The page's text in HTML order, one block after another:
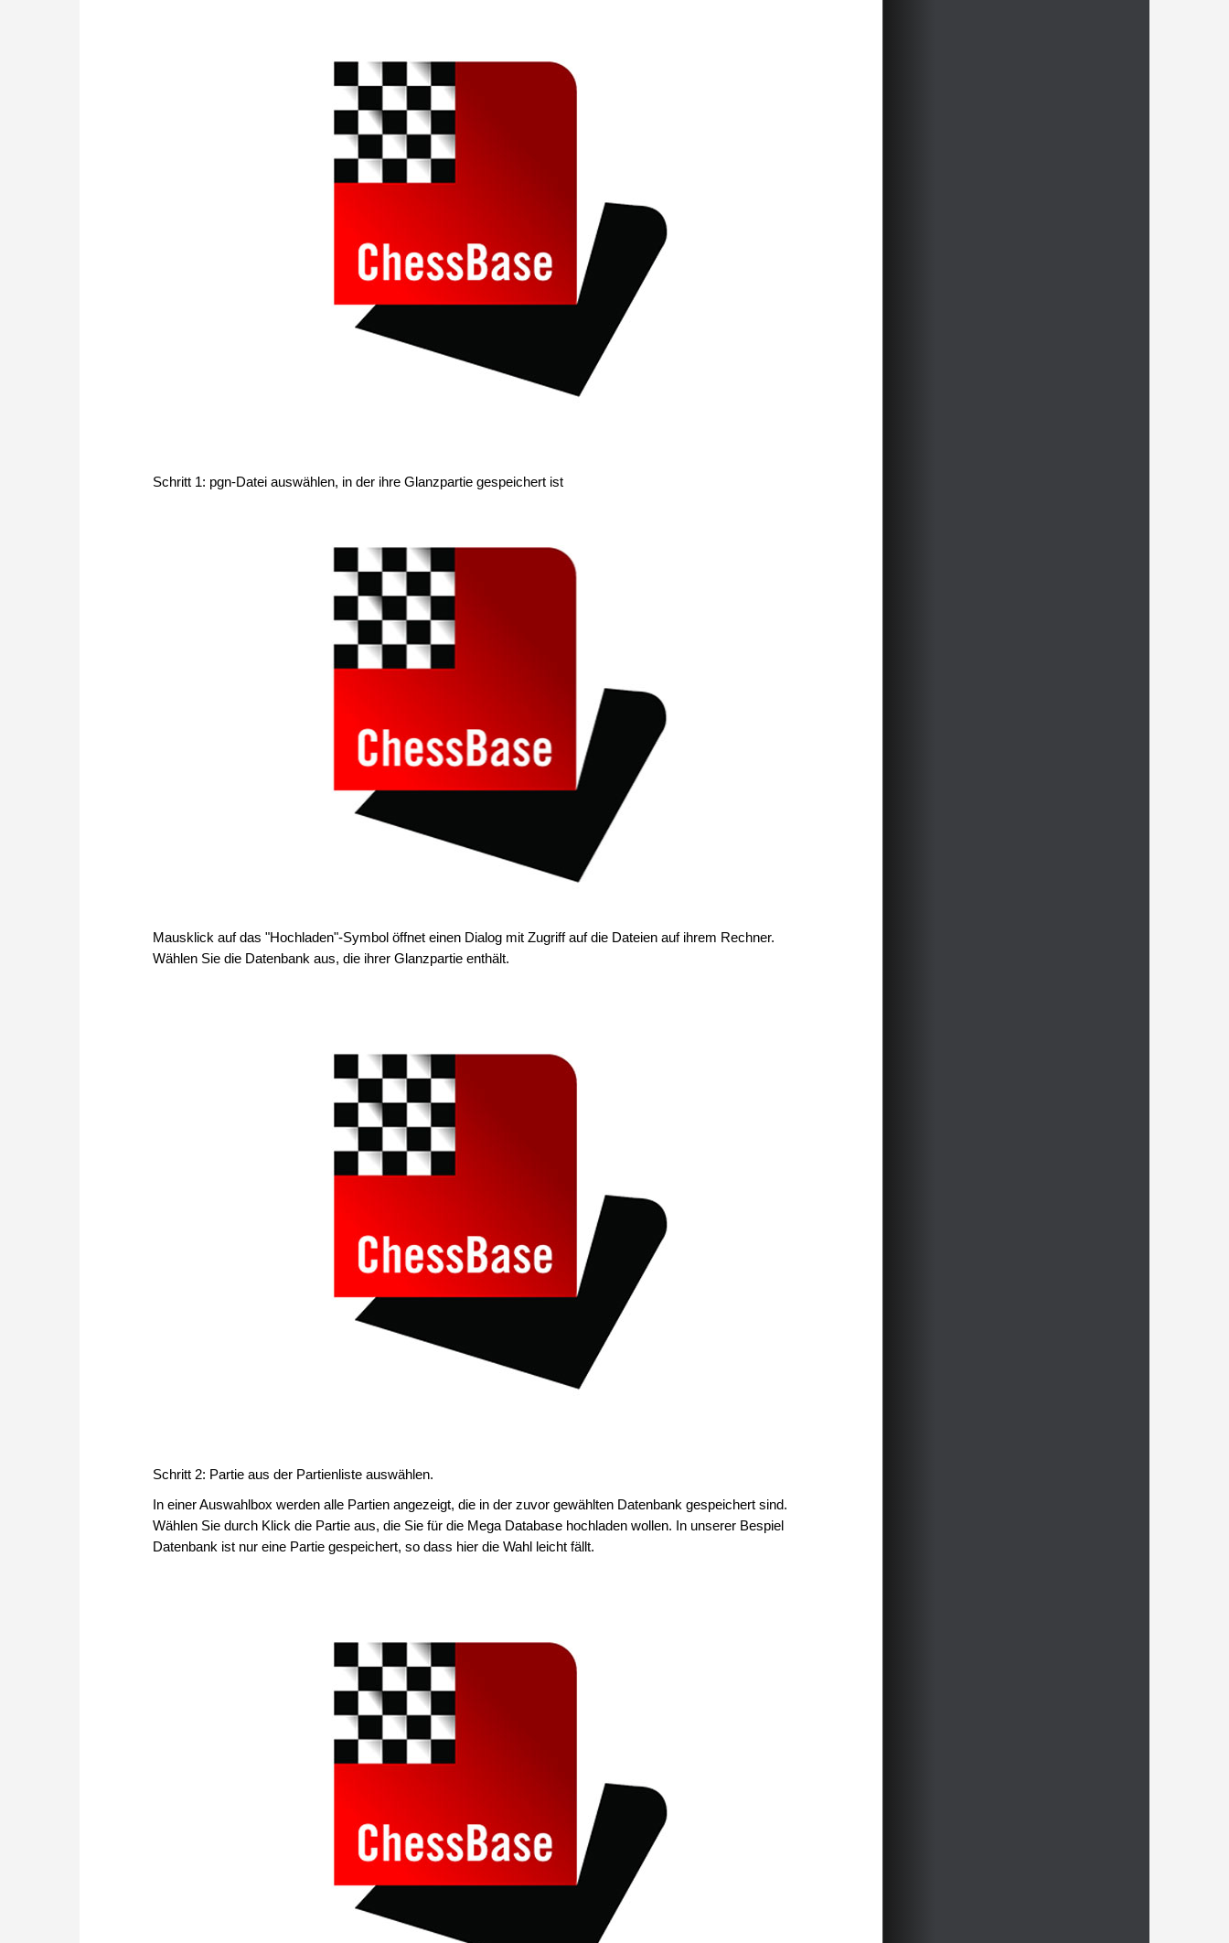
Schritt 1: pgn-Datei auswählen, in der ihre Glanzpartie gespeichert ist
Mausklick auf das "Hochladen"-Symbol öffnet einen Dialog mit Zugriff auf die Dateien auf ihrem Rechner.
Wählen Sie die Datenbank aus, die ihrer Glanzpartie enthält.
Schritt 2: Partie aus der Partienliste auswählen.
In einer Auswahlbox werden alle Partien angezeigt, die in der zuvor gewählten Datenbank gespeichert sind.
Wählen Sie durch Klick die Partie aus, die Sie für die Mega Database hochladen wollen. In unserer Bespiel
Datenbank ist nur eine Partie gespeichert, so dass hier die Wahl leicht fällt.